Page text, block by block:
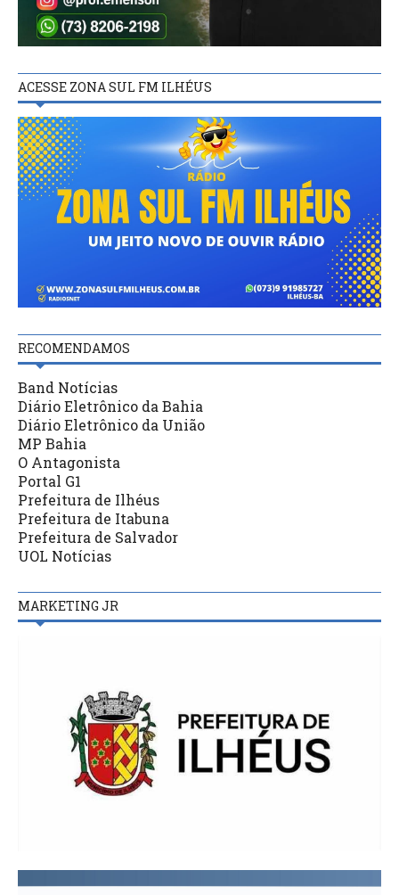
ACESSE ZONA SUL FM ILHÉUS
RECOMENDAMOS
Band Notícias
Diário Eletrônico da Bahia
Diário Eletrônico da União
MP Bahia
O Antagonista
Portal G1
Prefeitura de Ilhéus
Prefeitura de Itabuna
Prefeitura de Salvador
UOL Notícias
MARKETING JR